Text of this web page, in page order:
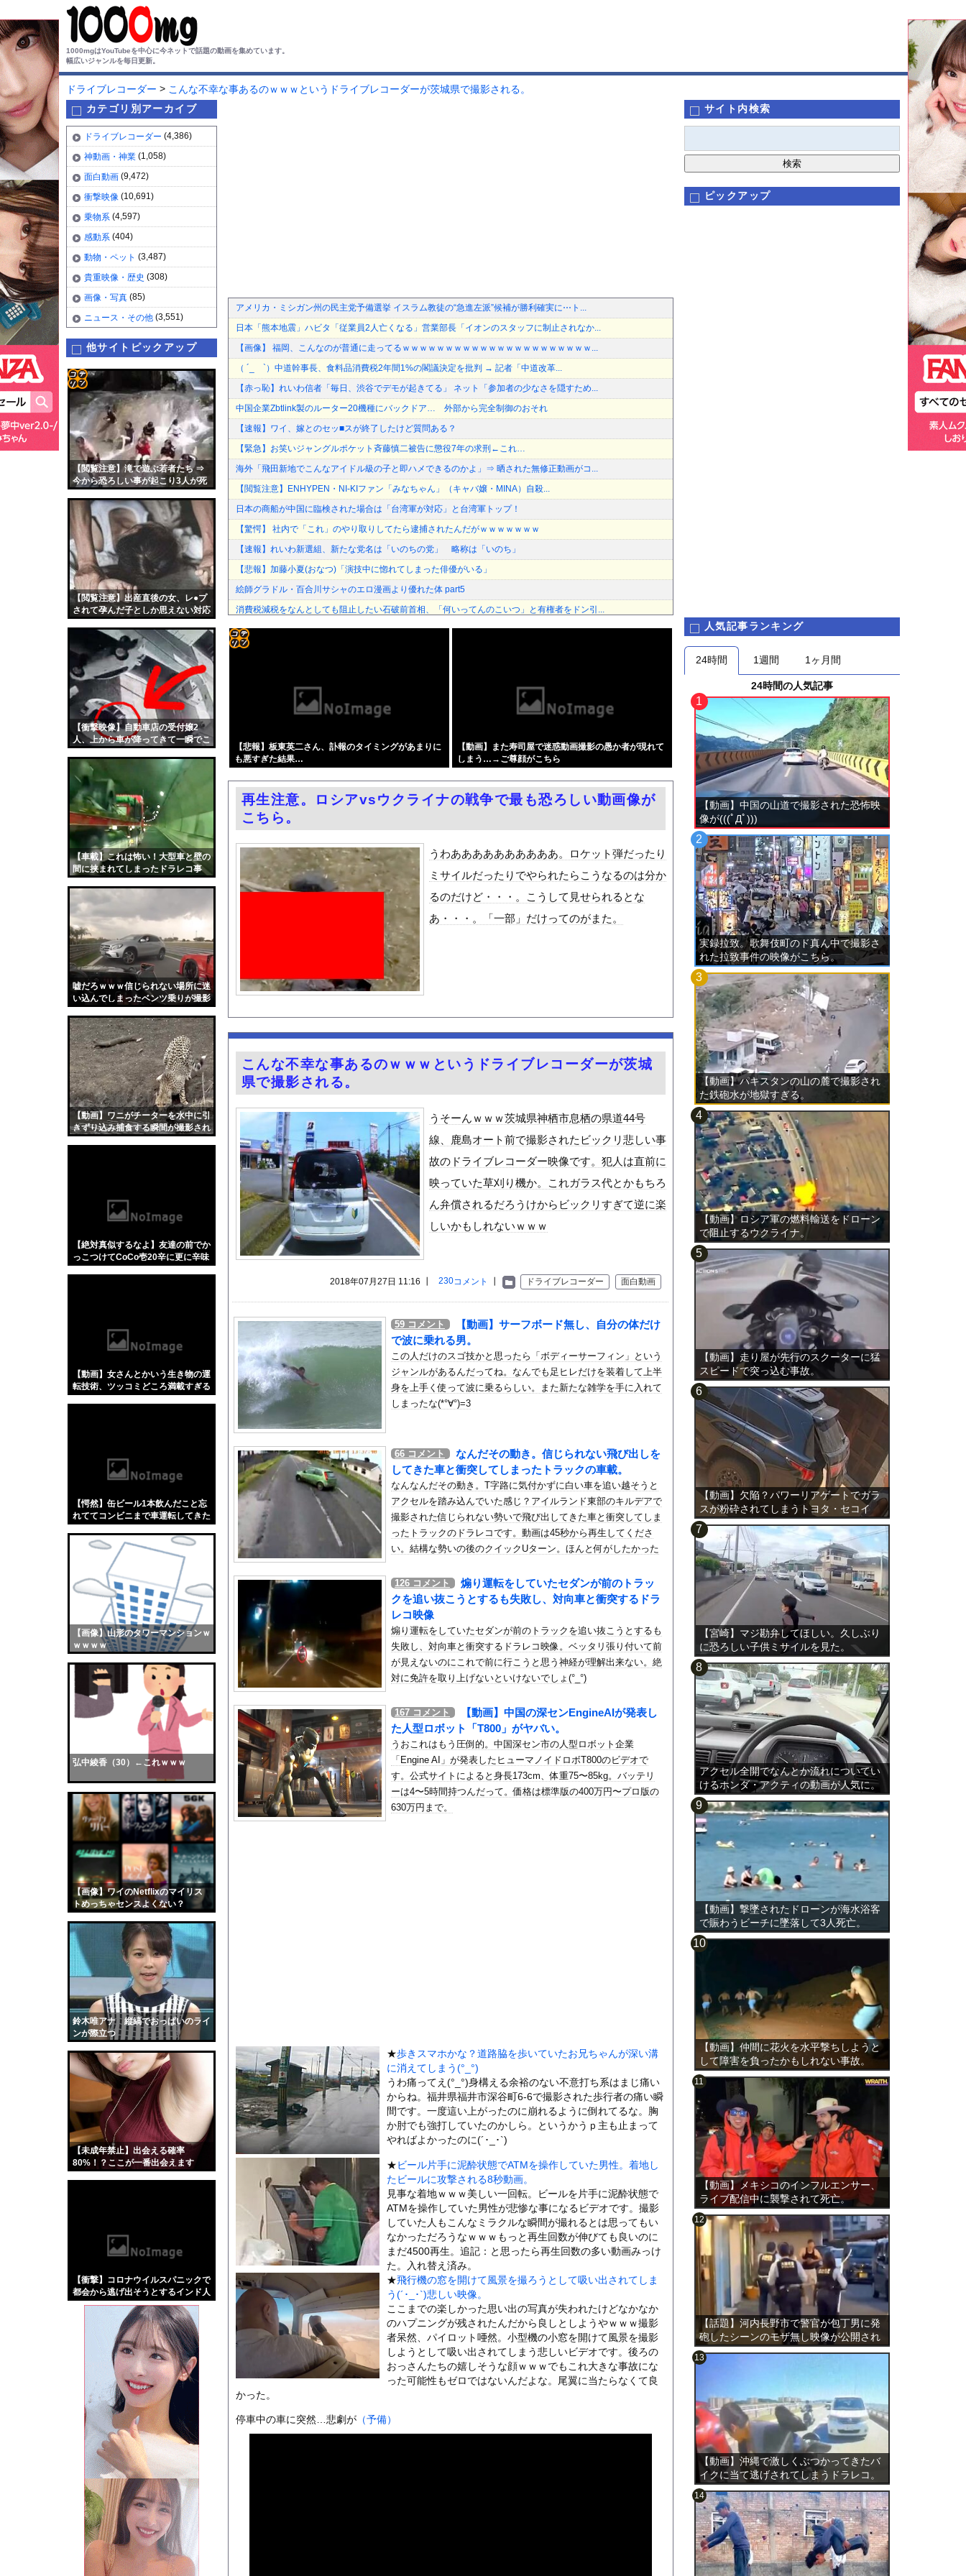
1000mgはYouTubeを中心に今ネットで話題の動画を集めています。
幅広いジャンルを毎日更新。
ドライブレコーダー > こんな不幸な事あるのｗｗｗというドライブレコーダーが茨城県で撮影される。
カテゴリ別アーカイブ
ドライブレコーダー (4,386)
神動画・神業 (1,058)
面白動画 (9,472)
衝撃映像 (10,691)
乗物系 (4,597)
感動系 (404)
動物・ペット (3,487)
貴重映像・歴史 (308)
画像・写真 (85)
ニュース・その他 (3,551)
他サイトピックアップ
【閲覧注意】滝で遊ぶ若者たち ⇒
今から恐ろしい事が起こり3人が死
【閲覧注意】出産直後の女、レ●プ
されて孕んだ子としか思えない対応
【衝撃映像】自動車店の受付嬢2
人、上から車が降ってきて一瞬でこ
【車載】これは怖い！大型車と壁の
間に挟まれてしまったドラレコ事
嘘だろｗｗｗ信じられない場所に迷
い込んでしまったベンツ乗りが撮影
【動画】ワニがチーターを水中に引
きずり込み捕食する瞬間が撮影され
【絶対真似するなよ】友達の前でか
っこつけてCoCo壱20辛に更に辛味
【動画】女さんとかいう生き物の運
転技術、ツッコミどころ満載すぎる
【愕然】缶ビール1本飲んだこと忘
れててコンビニまで車運転してきた
【画像】山形のタワーマンションｗ
ｗｗｗｗ
弘中綾香（30）←これｗｗｗ
【画像】ワイのNetflixのマイリス
トめっちゃセンスよくない？
鈴木唯アナ 縦縞でおっぱいのライ
ンが際立つ
【未成年禁止】出会える確率
80%！？ここが一番出会えます
【衝撃】コロナウイルスパニックで
都会から逃げ出そうとするインド人
たち・・・
リン
- 固
定リ
ンク
自動
更新
ツー
ル
アメリカ・ミシガン州の民主党予備選挙 イスラム教徒の“急進左派”候補が勝利確実に⋯ト...
日本「熊本地震」ハビタ「従業員2人亡くなる」営業部長「イオンのスタッフに制止されなか...
【画像】 福岡、こんなのが普通に走ってるｗｗｗｗｗｗｗｗｗｗｗｗｗｗｗｗｗｗｗｗｗｗ...
（ ´_ゝ`）中道幹事長、食料品消費税2年間1%の閣議決定を批判 → 記者「中道改革...
【赤っ恥】れいわ信者「毎日、渋谷でデモが起きてる」 ネット「参加者の少なさを隠すため...
中国企業Zbtlink製のルーター20機種にバックドア… 外部から完全制御のおそれ
【速報】ワイ、嫁とのセッ■スが終了したけど質問ある？
【緊急】お笑いジャングルポケット斉藤慎二被告に懲役7年の求刑←これ…
海外「飛田新地でこんなアイドル級の子と即ハメできるのかよ」⇒ 晒された無修正動画がコ...
【閲覧注意】ENHYPEN・NI-KIファン「みなちゃん」（キャバ嬢・MINA）自殺...
日本の商船が中国に臨検された場合は「台湾軍が対応」と台湾軍トップ！
【驚愕】 社内で「これ」のやり取りしてたら逮捕されたんだがｗｗｗｗｗｗｗ
【速報】れいわ新選組、新たな党名は「いのちの党」 略称は「いのち」
【悲報】加藤小夏(おなつ)「演技中に惚れてしまった俳優がいる」
絵師グラドル・百合川サシャのエロ漫画より優れた体 part5
消費税減税をなんとしても阻止したい石破前首相、「何いってんのこいつ」と有権者をドン引...
カープ、最下位転落も3位が射程圏内。新井監督「特別な日の試合だったので負けて悔しい」...
シカホワ村上宗隆、通訳なしで普通に会話。コーチ「今10段階で6ぐらい。来た時は0だっ...
【悲報】高市早苗に逆らった財務官僚、異例の左遷ｗｗｗｗｗｗｗｗ
【画像】みい山作者「居酒屋行く奴はバカ。ホストの初回なら居酒屋より安く飲めてイケメン...
【悲報】玉川徹さん、8月6日の原爆の日にトンデモ持論を展開し物議… → ネット「それ...
パヨク「アジア人民、中国人民と連帯して戦おー！悪政高市を打倒するぞー！」
村重杏奈、写真集ヌードがエロい！乳首透け、巨乳おっぱいが最高過ぎる！
【東京】睡眠時無呼吸症候群診断後に死亡事故＝運転の無職男（３４）、独断で治療中断―危...
日産e-power、無給油で1980km走行しギネス記録を達成
結婚式の二次会で知り合った娘達と乱交した話
【朗報】大人気漫画「GANTZ」がAmazonでなんと全巻100円ｗｗｗｗｗｗ
中国「大洪水！」中国ダム「決壊」地元民「公式発表より死者多い！」中国政府「住民拘束！...
韓国国会、サッカー前代表監督を追及「なぜ負けたのか」
日本旅行キャンセルすべきか…1万年ぶり史上最大級の火山の兆し＝韓国の反応
うちのネコが目の前にいた。私が上に物を投げるフリをする → 猫はこうなります…
【画像】令和最新版のあのちゃん、可愛過ぎてワイらにブッ刺さりまくりw w w w w...
【画像】日本人の気色悪さ、たった一枚の画像に凝縮されてしまう…
【有能】政府「トラックはサービスエリア利用有料化すればサボらず走るし流問題解決じゃね...
【画像】キス釣りするんや
【動画】クソガキロケット、怖すぎる…これよく轢かずに止まれたな
富士登山ツアー中に64歳男性死亡 8合目付近で意識失う
ハムスターの日
【医師解説】飲酒後の「締めのラーメン欲」の原因は？ 脳の錯覚と真実
【画像】「異常独身男性」、トレンド1位ｗｗｗｗｗｗ
グラドル山根千芽（36歳）の豊満Iカップボディをお楽しみしまくりたいよな！
【Xの車窓から】オービスかと思ったら野生の炊飯器で草 ほか
『君のことが大大大大大好きな100人の彼女』17話感想 須藤育登場！ストイックな野球...
【ポロリ悲話】ネットで拡散してるおっぱいポロリ動画、何故か叩かれる・・・
【衝撃】「かわいい虫」ランキング、ついに発表される
「アメリカのヤンキーがアジア人にケンカを売った結果ｗｗｗ」 ほか
【動画】 AKB48のエースさんの走りｗｗｗｗｗ
外国人「とてつもない逸材がいる」15歳FW礒部怜夢、衝撃ゴールでリバプールU15撃破...
【動画】 じゅぼぼぼ！え！これが芸能人のフｏラだ、綺麗な顔とお口でこんなことしている...
妊娠中の嫁「私はご飯があまり食べられないのに！あなたは！！」俺「じゃあ外で食べてくる...
【有能】政府「トラックはサービスエリア利用有料化すればサボらず走るし流問題解決じゃね...
世間では神ゲーと言われているが個人的にはクソゲーだと思うゲーム挙げてけ
消費税減税をなんとしても阻止したい石破前首相、「何いってんのこいつ」と有権者をドン引...
会社にいるアラサーの29歳の女がきもすぎる。
スロッターさん「優遇冷遇はある。理由はスマスロだから、これだけで十分なんだよね」
【日向坂46】公式からの注意喚起、ヤフートップに掲載される
【怒報】企業「あなたを特別スカウト！まずはカジュアル面談をしませんか？」 ワイ...
【画像】温泉女子番組、朝からドスケベを提供
欧州「日本だけ反則だろ…」 世界の『日本びいき』にヨーロッパ全土から不満の声
三大傑作ゼルダライク「The Binding of Isaac」「ダークソウル」あと...
氷河期世代の非正規、年金を払っていないので11年後には生活保護に殺到、どうすんのこれ
【画像】おまえらくんの机がこの女の子の椅子にされてたらｗｗｗ
【画像】この女優さん、可愛すぎる
【朗報】齋藤飛鳥、前屈みで完全に見えてる動画が拡散されてしまう…
海外「日本よ、お前がナンバーワンだ」 熊本地震直後の日本の対応のスピードに世界が衝撃
勇気を出して白人美女にチン凸したアジア人短小男
、爆笑されてしまうｗｗｗ
10年もの間浮気してた嫁。まさかと思い長男のDNA鑑定をするがいいな？と問うと、元嫁...
ウクライナ侵攻以降、ロシア軍兵士のHIV感染が2000％急増…ウクライナメディア！
【配信者】「金バエ」のSNS更新が1週間途絶え、様々な憶測が飛び交う。1週間ぶりの投...
【画像】女の子「危機管理フォーーーーム！！！」
【衝撃】大谷25号&26号、3安打3打点の活躍も一歩及ばず…それでも希望を見出すLA...
【画像】ブランチリポーターさん、阿波踊りでワキ祭り
【マジで閲覧注意】 彼女がずっとエアコンを見上げていた。どうしたの？つけた方がいい？...
サッカーの選手に落雷、帰らぬ人となる
【黒歴史】こういう昔の大学ヤリサーの流出エロ動画（顔出し）が一番抜ける
韓国人「安貞桓が韓国代表に激怒！『惨憺たる結果、徹底的な刷新が必要だ』と監督や協会を...
ケンタッキーとか言う唐揚げ屋ｗｗｗｗｗ
【画像】このAVが性癖ブッ刺さりで精子ドクドク作られるわｗｗｗｗ
【悲報】味噌ラーメンで行列、出来ない
【中国】男の子が爆竹に点火 マンホールが爆発しふた吹き飛ぶ
【画像】伊藤舞雪とかいうＡＶ女優ｗｗｗｗｗｗｗｗｗｗw
【緊急】肛門にスティックのり入れたけど出てこないの！！
お知らせ
【動画】両方馬鹿（笑）ミニストップでトラックと衝突したドラレコが（ノ∇`）
Powered by livedoor 相互RSS
示されません。
【悲報】板東英二さん、訃報のタイミングがあまりに
も悪すぎた結果…
【動画】また寿司屋で迷惑動画撮影の愚か者が現れて
しまう…→ご尊顔がこちら
自動
更新
ツー再生注意。ロシアvsウクライナの戦争で最も恐ろしい動画像が
こちら。
うわああああああああああ。ロケット弾だったり
ミサイルだったりでやられたらこうなるのは分か
るのだけど・・・。こうして見せられるとな
あ・・・。「一部」だけってのがまた。
こんな不幸な事あるのｗｗｗというドライブレコーダーが茨城
県で撮影される。
うそーんｗｗｗ茨城県神栖市息栖の県道44号
線、鹿島オート前で撮影されたビックリ悲しい事
故のドライブレコーダー映像です。犯人は直前に
映っていた草刈り機か。これガラス代とかもちろ
ん弁償されるだろうけからビックリすぎて逆に楽
しいかもしれないｗｗｗ
ドライブレコーダー 面白動画
230コメント
2018年07月27日 11:16 ┃
59 コメント
【動画】サーフボード無し、自分の体だけ
で波に乗れる男。
この人だけのスゴ技かと思ったら「ボディーサーフィン」という
ジャンルがあるんだってね。なんでも足ヒレだけを装着して上半
身を上手く使って波に乗るらしい。また新たな雑学を手に入れて
しまったな(*°∀°)=3
66 コメント
なんだその動き。信じられない飛び出しを
してきた車と衝突してしまったトラックの車載。
なんなんだその動き。T字路に気付かずに白い車を追い越そうと
アクセルを踏み込んでいた感じ？アイルランド東部のキルデアで
撮影された信じられない勢いで飛び出してきた車と衝突してしま
ったトラックのドラレコです。動画は45秒から再生してくださ
い。結構な勢いの後のクイックUターン。ほんと何がしたかった
126 コメント
煽り運転をしていたセダンが前のトラッ
クを追い抜こうとするも失敗し、対向車と衝突するドラ
レコ映像
煽り運転をしていたセダンが前のトラックを追い抜こうとするも
失敗し、対向車と衝突するドラレコ映像。ベッタリ張り付いて前
が見えないのにこれで前に行こうと思う神経が理解出来ない。絶
対に免許を取り上げないといけないでしょ(°_°)
167 コメント
【動画】中国の深センEngineAIが発表し
た人型ロボット「T800」がヤバい。
うおこれはもう圧倒的。中国深セン市の人型ロボット企業
「Engine AI」が発表したヒューマノイドロボT800のビデオで
す。公式サイトによると身長173cm、体重75〜85kg。バッテリ
ーは4〜5時間持つんだって。価格は標準版の400万円〜プロ版の
630万円まで。
★歩きスマホかな？道路脇を歩いていたお兄ちゃんが深い溝
に消えてしまう(°_°)
うわ痛ってえ(°_°)身構える余裕のない不意打ち系はまじ痛い
からね。福井県福井市深谷町6-6で撮影された歩行者の痛い瞬
間です。一度這い上がったのに崩れるように倒れてるな。胸
か肘でも強打していたのかしら。というかうｐ主も止まって
やればよかったのに(´･_･`)
★ビール片手に泥酔状態でATMを操作していた男性。着地し
たビールに攻撃される8秒動画。
見事な着地ｗｗｗ美しい一回転。ビールを片手に泥酔状態で
ATMを操作していた男性が悲惨な事になるビデオです。撮影
していた人もこんなミラクルな瞬間が撮れるとは思ってもい
なかっただろうなｗｗｗもっと再生回数が伸びても良いのに
まだ4500再生。追記：と思ったら再生回数の多い動画みっけ
た。入れ替え済み。
★飛行機の窓を開けて風景を撮ろうとして吸い出されてしま
う(´･_･`)悲しい映像。
ここまでの楽しかった思い出の写真が失われたけどなかなか
のハプニングが残されたんだから良しとしようやｗｗｗ撮影
者呆然、パイロット唖然。小型機の小窓を開けて風景を撮影
しようとして吸い出されてしまう悲しいビデオです。後ろの
おっさんたちの嬉しそうな顔ｗｗｗでもこれ大きな事故にな
った可能性もゼロではないんだよな。尾翼に当たらなくて良
かった。
停車中の車に突然…悲劇が （予備）
サイト内検索
ピックアップ
人気記事ランキング
24時間 1週間 1ヶ月間
24時間の人気記事
【動画】中国の山道で撮影された恐怖映
像が(((ﾟДﾟ)))
実録拉致。歌舞伎町のド真ん中で撮影さ
れた拉致事件の映像がこちら。
【動画】パキスタンの山の麓で撮影され
た鉄砲水が地獄すぎる。
【動画】ロシア軍の燃料輸送をドローン
で阻止するウクライナ。
【動画】走り屋が先行のスクーターに猛
スピードで突っ込む事故。
【動画】欠陥？パワーリアゲートでガラ
スが粉砕されてしまうトヨタ・セコイ
ア。
【宮崎】マジ勘弁してほしい。久しぶり
に恐ろしい子供ミサイルを見た。
アクセル全開でなんとか流れについてい
けるホンダ・アクティの動画が人気に。
【動画】撃墜されたドローンが海水浴客
で賑わうビーチに墜落して3人死亡。
【動画】仲間に花火を水平撃ちしようと
して障害を負ったかもしれない事故。
【動画】メキシコのインフルエンサー、
ライブ配信中に襲撃されて死亡。
【話題】河内長野市で警官が包丁男に発
砲したシーンのモザ無し映像が公開され
る。
【動画】沖縄で激しくぶつかってきたバ
イクに当て逃げされてしまうドラレコ。